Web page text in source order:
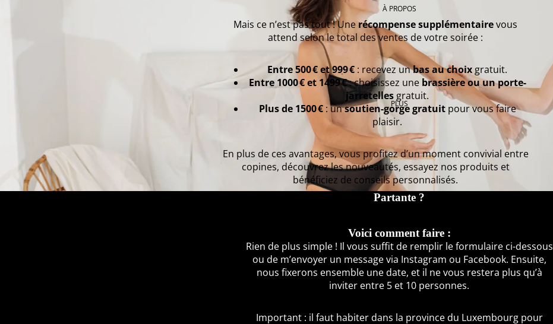
À PROPOS
PLUS
Mais ce n’est pas tout ! Unerécompense supplémentairevous
attend selon le total des ventes de votre soirée :
Entre 500 € et 999 € : recevez unbas au choixgratuit.
Entre 1000 € et 1499 €: choisissez une brassière ou un porte-
jarretellesgratuit.
Plus de 1500 €: unsoutien-gorge gratuitpour vous faire
plaisir.
En plus de ces avantages, vous profitez d’un moment convivial entre
copines, découvrez les nouveautés, essayez nos produits et
bénéficiez de conseils personnalisés.
Partante ?
Voici comment faire :
Rien de plus simple ! Il vous suffit de remplir le formulaire ci-dessous
ou de m’envoyer un message via Instagram ou Facebook. Ensuite,
nous fixerons ensemble une date, et il ne vous restera plus qu’à
inviter entre 5 et 10 personnes.
Important : il faut habiter dans la province du Luxembourg pour